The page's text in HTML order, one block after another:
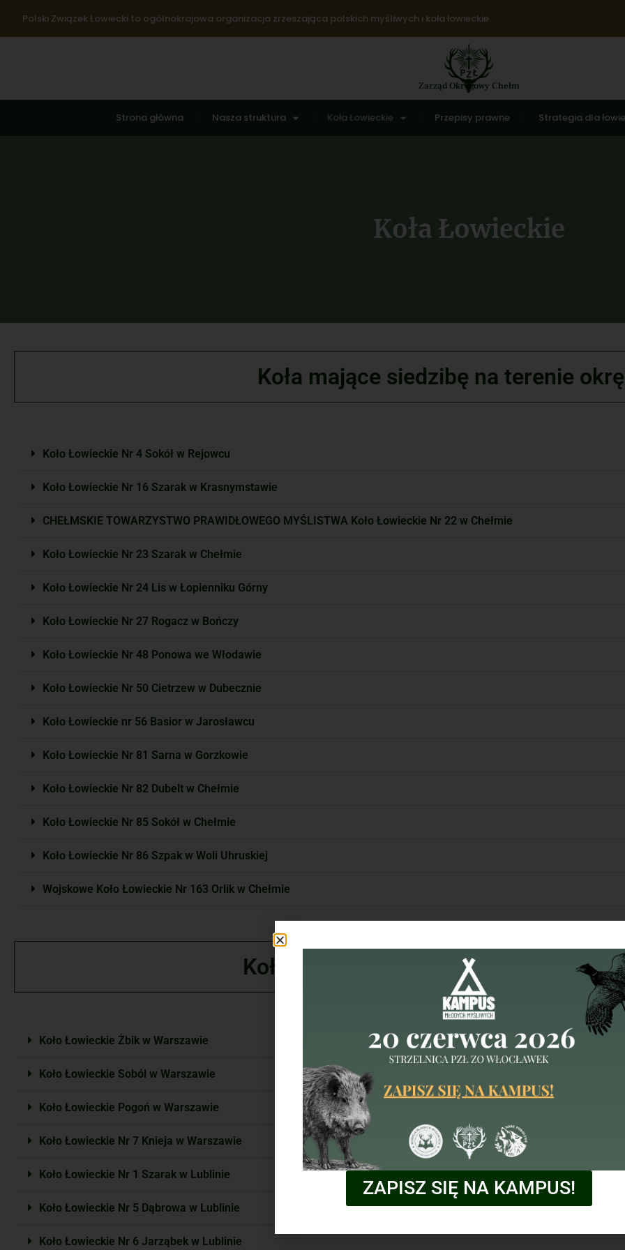
Polski Związek Łowiecki to ogólnokrajowa organizacja zrzeszająca polskich myśliwych i koła łowieckie.
Zarząd Okręgowy Chełm
Strona główna Nasza struktura Koła Łowieckie Przepisy prawne Strategia dla
Koła Łowieckie
Koła mające siedzibę na terenie
Koło Łowieckie Nr 4 Sokół w Rejowcu
Koło Łowieckie Nr 16 Szarak w Krasnymstawie
CHEŁMSKIE TOWARZYSTWO PRAWIDŁOWEGO MYŚLISTWA Koło Łowieckie Nr 22 w Chełmie
Koło Łowieckie Nr 23 Szarak w Chełmie
Koło Łowieckie Nr 24 Lis w Łopienniku Górny
Koło Łowieckie Nr 27 Rogacz w Bończy
Koło Łowieckie Nr 48 Ponowa we Włodawie
Koło Łowieckie Nr 50 Cietrzew w Dubecznie
Koło Łowieckie nr 56 Basior w Jarosławcu
Koło Łowieckie Nr 81 Sarna w Gorzkowie
Koło Łowieckie Nr 82 Dubelt w Chełmie
Koło Łowieckie Nr 85 Sokół w Chełmie
Koło Łowieckie Nr 86 Szpak w Woli Uhruskiej
Wojskowe Koło Łowieckie Nr 163 Orlik w Chełmie
Koła niemające siedziby na terenie
Koło Łowieckie Żbik w Warszawie
Koło Łowieckie Soból w Warszawie
Koło Łowieckie Pogoń w Warszawie
Koło Łowieckie Nr 7 Knieja w Warszawie
Koło Łowieckie Nr 1 Szarak w Lublinie
Koło Łowieckie Nr 5 Dąbrowa w Lublinie
Koło Łowieckie Nr 6 Jarząbek w Lublinie
ZAPISZ SIĘ NA KAMPUS!